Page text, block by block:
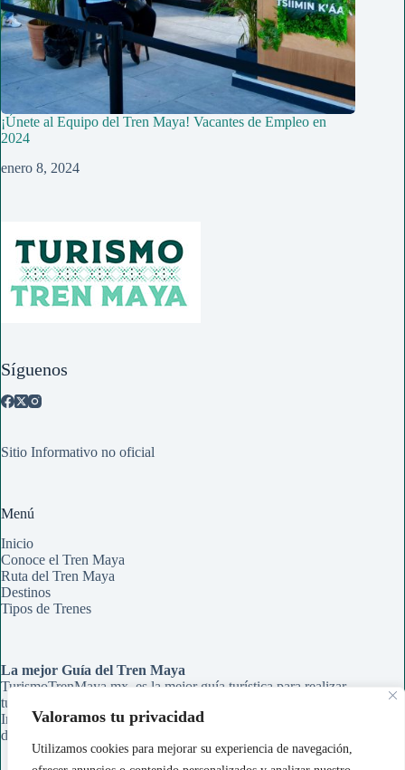
Valoramos tu privacidad
Utilizamos cookies para mejorar su experiencia de navegación,
¡Únete al Equipo del Tren Maya! Vacantes de Empleo en
2024
enero 8, 2024
Síguenos
Sitio Informativo no oficial
Menú
Inicio
Conoce el Tren Maya
Ruta del Tren Maya
Destinos
Tipos de Trenes
La mejor Guía del Tren Maya
TurismoTrenMaya.mx, es la mejor guía turística para realizar
tu recorrido en el Tren Maya. Aqui encontrarás Rutas,
Información de Estaciones y Paraderos, Guías de Información
de cada ciudad y Tips para organizar tu viaje.